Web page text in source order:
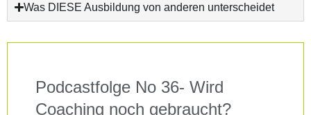
Was DIESE Ausbildung von anderen unterscheidet
Podcastfolge No 36- Wird
Coaching noch gebraucht?